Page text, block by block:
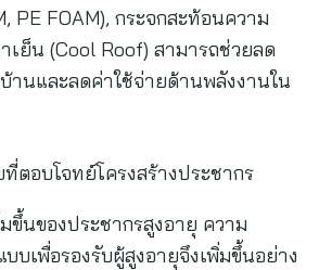
PE FOAM), กระจกสะท้อนความ
เย็น (Cool Roof) สามารถช่วยลด
นและลดค่าใช้จ่ายด้านพลังงานใน
ตอบโจทย์โครงสร้างประชากร
ขึ้นของประชากรสูงอายุ ความ
บเพื่อรองรับผู้สูงอายุจึงเพิ่มขึ้นอย่าง